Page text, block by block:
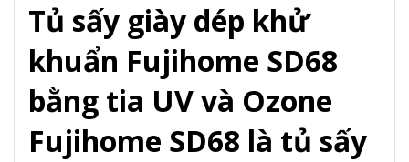
Tủ sấy giày dép khử
khuẩn Fujihome SD68
bằng tia UV và Ozone
Fujihome SD68 là tủ sấy